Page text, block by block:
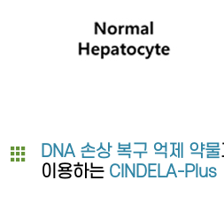
DNA 손상 복구 억제 약물
이용하는 CINDELA-Plus